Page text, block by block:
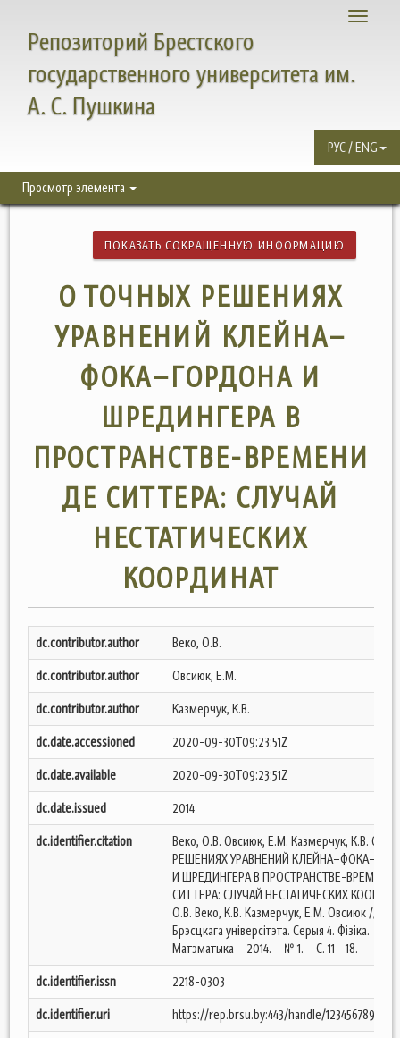
Toggle
Репозиторий Брестского
государственного университета им.
А. С. Пушкина
РУС / ENG
Просмотр элемента
ПОКАЗАТЬ СОКРАЩЕННУЮ ИНФОРМАЦИЮ
О ТОЧНЫХ РЕШЕНИЯХ
УРАВНЕНИЙ КЛЕЙНА–
ФОКА–ГОРДОНА И
ШРЕДИНГЕРА В
ПРОСТРАНСТВЕ-ВРЕМЕНИ
ДЕ СИТТЕРА: СЛУЧАЙ
НЕСТАТИЧЕСКИХ
КООРДИНАТ
dc.contributor.author
Веко, О.В.
dc.contributor.author
Овсиюк, Е.М.
dc.contributor.author
Казмерчук, К.В.
dc.date.accessioned
2020-09-30T09:23:51Z
dc.date.available
2020-09-30T09:23:51Z
dc.date.issued
2014
dc.identifier.citation
Веко, О.В. Овсиюк, Е.М. Казмерчук, К.В. О
РЕШЕНИЯХ УРАВНЕНИЙ
И ШРЕДИНГЕРА В ПРОСТРАНСТВЕ-ВРЕМЕНИ
СИТТЕРА: СЛУЧАЙ НЕСТАТИЧЕСКИХ
О.В. Веко, К.В. Казмерчук, Е.М. Овсиюк //
Брэсцкага універсітэта. Серыя 4. Фізіка.
Матэматыка – 2014. – № 1. – С. 11 - 18.
dc.identifier.issn
2218-0303
dc.identifier.uri
https://rep.brsu.by:443/handle/123456789/2172